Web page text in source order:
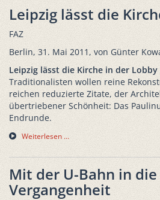
Leipzig lässt die
FAZ
Berlin, 31. Mai 2011, von Günter
Leipzig lässt die Kirche in der Lobby
Traditionalisten wollen reine
reichen reduzierte Zitate, der
übertriebener Schönheit: Das
Endrunde.
Weiterlesen …
Mit der U-Bahn in die
Vergangenheit